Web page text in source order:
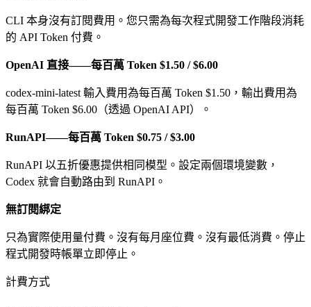
CLI 本身沒有訂閱費用。您只需為每次程式開發工作階段消耗
的 API Token 付費。
OpenAI 直接——每百萬 Token $1.50 / $6.00
codex-mini-latest 輸入費用為每百萬 Token $1.50，輸出費用為
每百萬 Token $6.00（透過 OpenAI API）。
RunAPI——每百萬 Token $0.75 / $3.00
RunAPI 以五折優惠提供相同模型。設定兩個環境變數，
Codex 就會自動路由到 RunAPI。
無訂閱綁定
只為實際使用量付費。沒有每月座位費。沒有最低消費。停止
程式開發時帳單立即停止。
計費方式